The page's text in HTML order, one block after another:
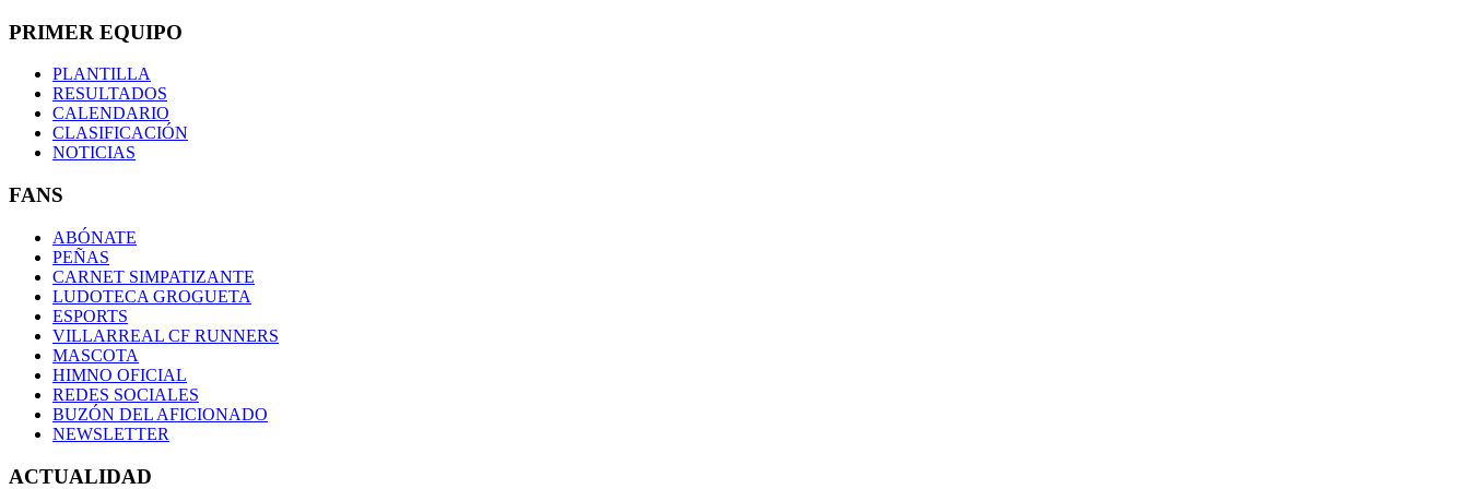
PRIMER EQUIPO
PLANTILLA
RESULTADOS
CALENDARIO
CLASIFICACIÓN
NOTICIAS
FANS
ABÓNATE
PEÑAS
CARNET SIMPATIZANTE
LUDOTECA GROGUETA
ESPORTS
VILLARREAL CF RUNNERS
MASCOTA
HIMNO OFICIAL
REDES SOCIALES
BUZÓN DEL AFICIONADO
NEWSLETTER
ACTUALIDAD